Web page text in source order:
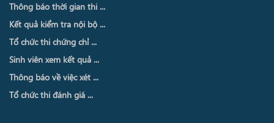
Thông báo thời gian thi ...
Kết quả kiểm tra nội bộ ...
Tổ chức thi chứng chỉ ...
Sinh viên xem kết quả ...
Thông báo về việc xét ...
Tổ chức thi đánh giá ...